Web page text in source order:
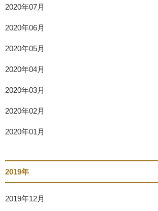
2020年07月
2020年06月
2020年05月
2020年04月
2020年03月
2020年02月
2020年01月
2019年
2019年12月